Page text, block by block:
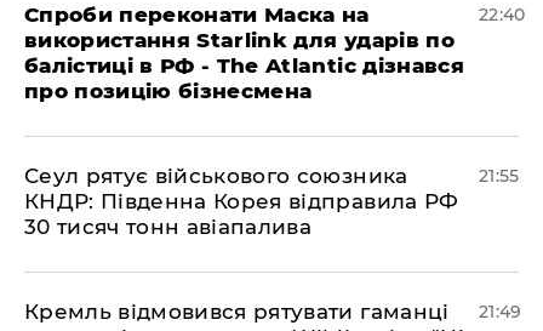
​Спроби переконати Маска на
використання Starlink для ударів по
балістиці в РФ - The Atlantic дізнався
про позицію бізнесмена
22:40
​Сеул рятує військового союзника
КНДР: Південна Корея відправила РФ
30 тисяч тонн авіапалива
21:55
​Кремль відмовився рятувати гаманці
21:49